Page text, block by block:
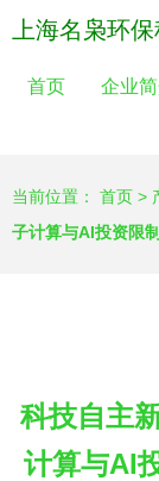
上海名枭环
首页 企业
当前位置： 首页 >
子计算与AI投资限
科技自主
计算与AI